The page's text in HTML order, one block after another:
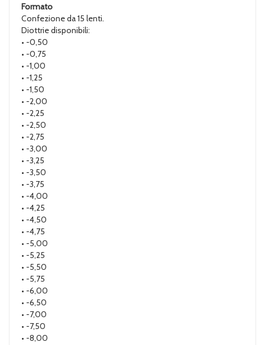
Formato
Confezione da 15 lenti.
Diottrie disponibili:
• -0,50
• -0,75
• -1,00
• -1,25
• -1,50
• -2,00
• -2,25
• -2,50
• -2,75
• -3,00
• -3,25
• -3,50
• -3,75
• -4,00
• -4,25
• -4,50
• -4,75
• -5,00
• -5,25
• -5,50
• -5,75
• -6,00
• -6,50
• -7,00
• -7,50
• -8,00